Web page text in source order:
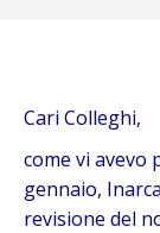
Cari Colleghi,
come vi avevo
gennaio,
revisione del